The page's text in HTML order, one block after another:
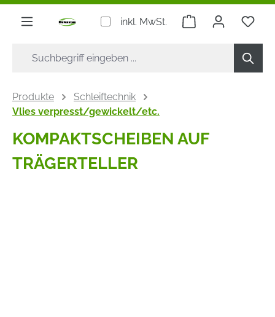
springen
inkl. MwSt. Warenkorb
Produkte
Schleiftechnik
Vlies verpresst/gewickelt/etc.
KOMPAKTSCHEIBEN AUF
TRÄGERTELLER